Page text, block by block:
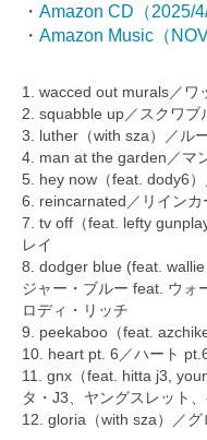
・ Amazon CD（2025/
・ Amazon Music（
1. wacced out murals／ワ
2. squabble up／スクワブ
3. luther（with sza）／ル
4. man at the garden／マ
5. hey now（feat. dody6
6. reincarnated／リインカ
7. tv off（feat. lefty
レイ
8. dodger blue (feat.
ジャー・ブルー feat. ウォ
ロディ・リッチ
9. peekaboo（feat.
10. heart pt. 6／ハート
11. gnx（feat. hitta j3,
タ・J3、ヤングスレット
12. gloria（with sza）／